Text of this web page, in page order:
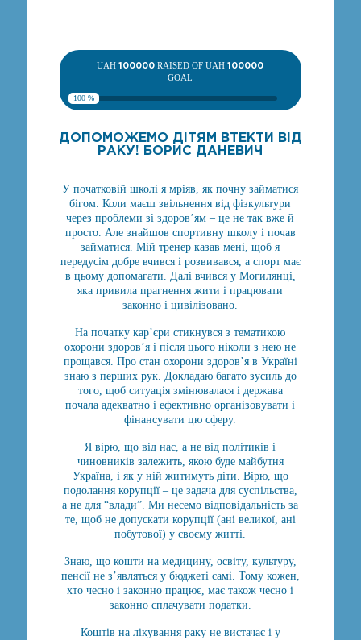
UAH100000 RAISED OF UAH100000
GOAL
100 %
ДОПОМОЖЕМО ДІТЯМ ВТЕКТИ ВІД
РАКУ! БОРИС ДАНЕВИЧ
У початковій школі я мріяв, як почну займатися
бігом. Коли маєш звільнення від фізкультури
через проблеми зі здоров’ям – це не так вже й
просто. Але знайшов спортивну школу і почав
займатися. Мій тренер казав мені, щоб я
передусім добре вчився і розвивався, а спорт має
в цьому допомагати. Далі вчився у Могилянці,
яка привила прагнення жити і працювати
законно і цивілізовано.
На початку кар’єри стикнувся з тематикою
охорони здоров’я і після цього ніколи з нею не
прощався. Про стан охорони здоров’я в Україні
знаю з перших рук. Докладаю багато зусиль до
того, щоб ситуація змінювалася і держава
почала адекватно і ефективно організовувати і
фінансувати цю сферу.
Я вірю, що від нас, а не від політиків і
чиновників залежить, якою буде майбутня
Україна, і як у ній житимуть діти. Вірю, що
подолання корупції – це задача для суспільства,
а не для “влади”. Ми несемо відповідальність за
те, щоб не допускати корупції (ані великої, ані
побутової) у своєму житті.
Знаю, що кошти на медицину, освіту, культуру,
пенсії не з’являться у бюджеті самі. Тому кожен,
хто чесно і законно працює, має також чесно і
законно сплачувати податки.
Коштів на лікування раку не вистачає і у